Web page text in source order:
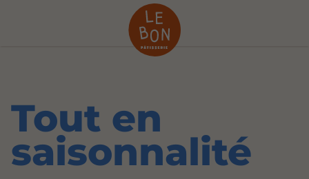
Tout en
saisonnalité